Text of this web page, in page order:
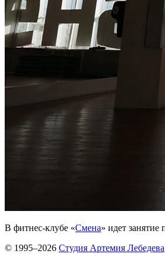
В фитнес-клубе «Смена» идет занятие
© 1995–2026 Студия Артемия Лебедева